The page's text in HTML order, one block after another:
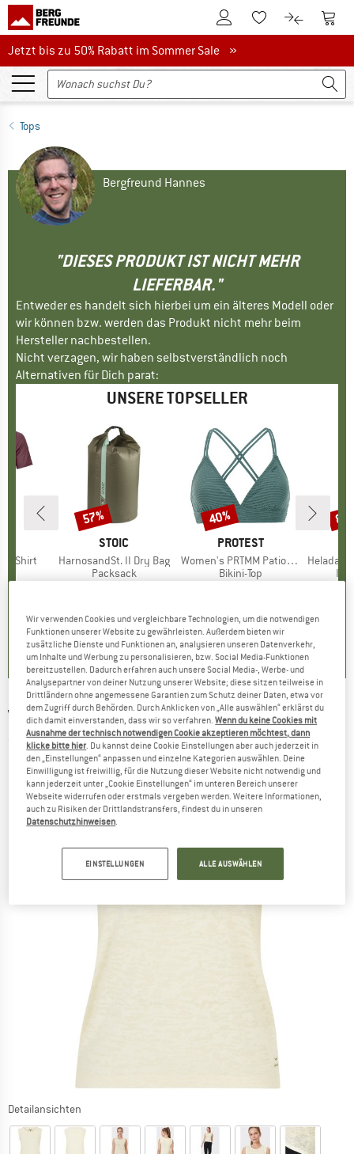
Zum KundenkontoZum Merkzettel.
Zum Zum
Jetzt bis zu 50% Rabatt im Sommer Sale
Jetzt bis zu 50% Rabatt im Sommer Sale »
Tops
Bergfreund Hannes
"DIESES PRODUKT IST NICHT MEHR
LIEFERBAR."
Entweder es handelt sich hierbei um ein älteres Modell oder
wir können bzw. werden das Produkt nicht mehr beim
Hersteller nachbestellen.
Nicht verzagen, wir haben selbstverständlich noch
Alternativen für Dich parat:
UNSERE TOPSELLER
T-Shirt
Preis
€
MARKE
STOIC
Artikel
HarnosandSt. II Dry Bag
Produktgruppe
Packsack
5,0(2)
Rabatt
57%
MARKE
PROTEST
Artikel
Women's PRTMM Patio Triangle
Produktgruppe
Bikini-Top
4,9(23)
Rabatt
40%
Artikel
HeladagenSt.
VENICE BEACH -Women's Ylvie Tank Top
(0)
Detailansichten
Wir verwenden Cookies und vergleichbare Technologien, um die notwendigen
Funktionen unserer Website zu gewährleisten. Außerdem bieten wir
zusätzliche Dienste und Funktionen an, analysieren unseren Datenverkehr,
um Inhalte und Werbung zu personalisieren, bzw. Social Media-Funktionen
bereitzustellen. Dadurch erfahren auch unsere Social Media-, Werbe- und
Analysepartner von deiner Nutzung unserer Website; diese sitzen teilweise in
Drittländern ohne angemessene Garantien zum Schutz deiner Daten, etwa vor
dem Zugriff durch Behörden. Durch Anklicken von „Alle auswählen“ erklärst du
dich damit einverstanden, dass wir so verfahren.Wenn du keine Cookies mit
Ausnahme der technisch notwendigen Cookie akzeptieren möchtest, dann
klicke bitte hier . Du kannst deine Cookie Einstellungen aber auch jederzeit in
den „Einstellungen“ anpassen und einzelne Kategorien auswählen. Deine
Einwilligung ist freiwillig, für die Nutzung dieser Website nicht notwendig und
kann jederzeit unter „Cookie Einstellungen“ im unteren Bereich unserer
Webseite widerrufen oder erstmals vergeben werden. Weitere Informationen,
auch zu Risiken der Drittlandstransfers, findest du in unseren
Datenschutzhinweisen
EINSTELLUNGEN ALLE AUSWÄHLEN